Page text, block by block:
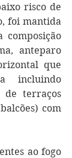
risco de
foi mantida
composição
anteparo
que
incluindo
de terraços
com
ao fogo